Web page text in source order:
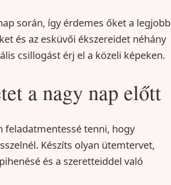
során, így érdemes őket a legjobb
és az esküvői ékszereidet néhány
csillogást érj el a közeli képeken.
a nagy nap előtt
feladatmentessé tenni, hogy
Készíts olyan ütemtervet,
és a szeretteiddel való